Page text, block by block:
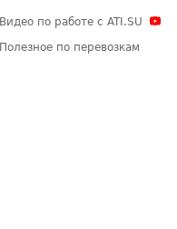
Видео по работе с ATI.SU
Полезное по перевозкам